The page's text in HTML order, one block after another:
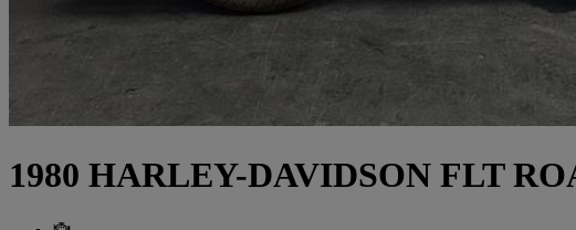
1980 HARLEY-DAVIDSON FLT